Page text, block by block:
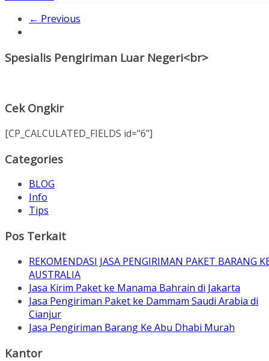
← Previous
Spesialis Pengiriman Luar Negeri<br>
Cek Ongkir
[CP_CALCULATED_FIELDS id="6"]
Categories
BLOG
Info
Tips
Pos Terkait
REKOMENDASI JASA PENGIRIMAN PAKET BARANG
AUSTRALIA
Jasa Kirim Paket ke Manama Bahrain di Jakarta
Jasa Pengiriman Paket ke Dammam Saudi Arabia di
Cianjur
Jasa Pengiriman Barang Ke Abu Dhabi Murah
Kantor